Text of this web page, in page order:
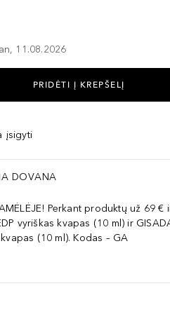
11.08.2026
PRIDĖTI Į KREPŠELĮ
įsigyti
DOVANA
Perkant produktų už 69
vyriškas kvapas (10 ml) ir
(10 ml). Kodas – GA